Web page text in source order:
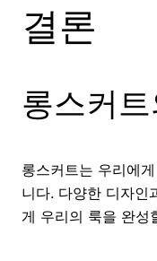
결론
롱스커
롱스커트는 우리에
니다. 다양한 디자인
게 우리의 룩을 완성